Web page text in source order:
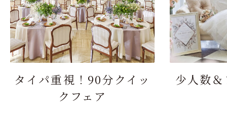
タイパ重視！90分クイッ
クフェア
少人数